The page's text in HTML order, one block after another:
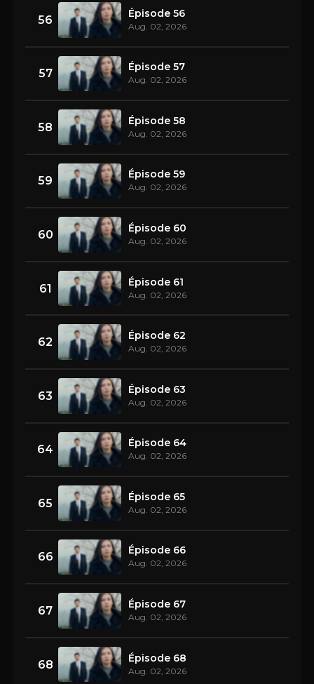
56 Épisode 56
Aug. 02, 2026
57 Épisode 57
Aug. 02, 2026
58 Épisode 58
Aug. 02, 2026
59 Épisode 59
Aug. 02, 2026
60 Épisode 60
Aug. 02, 2026
61 Épisode 61
Aug. 02, 2026
62 Épisode 62
Aug. 02, 2026
63 Épisode 63
Aug. 02, 2026
64 Épisode 64
Aug. 02, 2026
65 Épisode 65
Aug. 02, 2026
66 Épisode 66
Aug. 02, 2026
67 Épisode 67
Aug. 02, 2026
68 Épisode 68
Aug. 02, 2026